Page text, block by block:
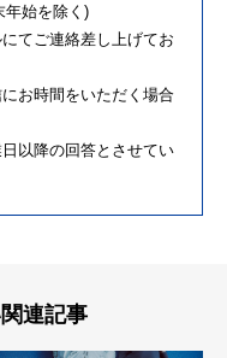
年始を除く)
てご連絡差し上げてお
お時間をいただく場合
以降の回答とさせてい
連記事